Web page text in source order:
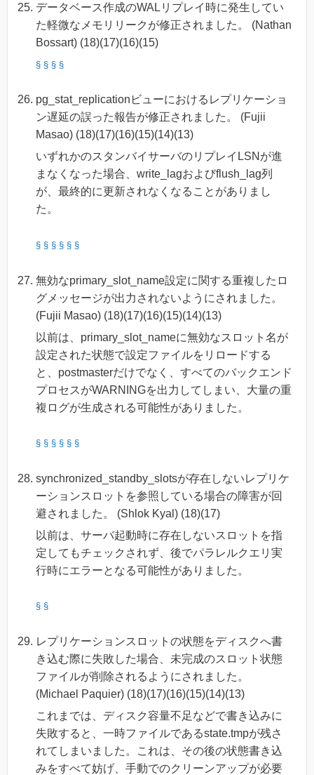
データベース作成のWALリプレイ時に発生してい
た軽微なメモリリークが修正されました。 (Nathan
Bossart) (18)(17)(16)(15)
§ § § §
pg_stat_replicationビューにおけるレプリケーショ
ン遅延の誤った報告が修正されました。 (Fujii
Masao) (18)(17)(16)(15)(14)(13)
いずれかのスタンバイサーバのリプレイLSNが進
まなくなった場合、write_lagおよびflush_lag列
が、最終的に更新されなくなることがありまし
た。
§ § § § § §
無効なprimary_slot_name設定に関する重複したロ
グメッセージが出力されないようにされました。
(Fujii Masao) (18)(17)(16)(15)(14)(13)
以前は、primary_slot_nameに無効なスロット名が
設定された状態で設定ファイルをリロードする
と、postmasterだけでなく、すべてのバックエンド
プロセスがWARNINGを出力してしまい、大量の重
複ログが生成される可能性がありました。
§ § § § § §
synchronized_standby_slotsが存在しないレプリケ
ーションスロットを参照している場合の障害が回
避されました。 (Shlok Kyal) (18)(17)
以前は、サーバ起動時に存在しないスロットを指
定してもチェックされず、後でパラレルクエリ実
行時にエラーとなる可能性がありました。
§ §
レプリケーションスロットの状態をディスクへ書
き込む際に失敗した場合、未完成のスロット状態
ファイルが削除されるようにされました。
(Michael Paquier) (18)(17)(16)(15)(14)(13)
これまでは、ディスク容量不足などで書き込みに
失敗すると、一時ファイルであるstate.tmpが残さ
れてしまいました。これは、その後の状態書き込
みをすべて妨げ、手動でのクリーンアップが必要